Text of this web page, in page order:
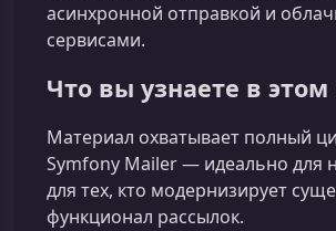
асинхронной отправкой и
сервисами.
Что вы узнаете в этом
Материал охватывает полный
Symfony Mailer — идеально для
для тех, кто модернизирует
функционал рассылок.